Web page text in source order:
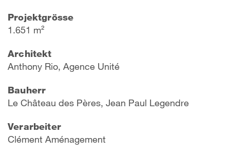
Projektgrösse
1.651 m²
Architekt
Anthony Rio, Agence Unité
Bauherr
Le Château des Pères, Jean Paul Legendre
Verarbeiter
Clément Aménagement